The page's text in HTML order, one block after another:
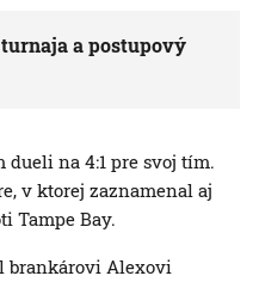
a postupový
na 4:1 pre svoj tím.
v ktorej zaznamenal aj
Tampe Bay.
brankárovi Alexovi